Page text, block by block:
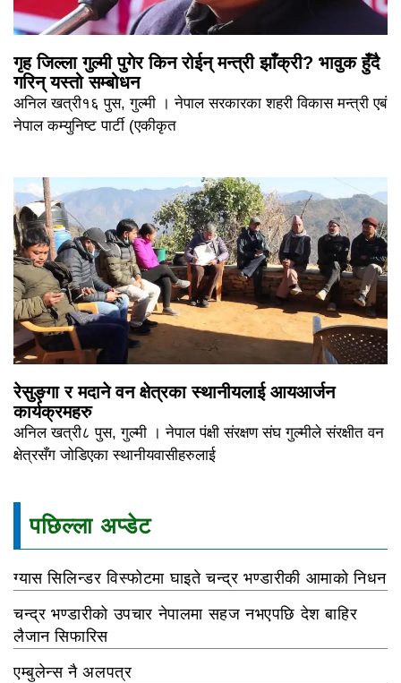
गृह जिल्ला गुल्मी पुगेर किन रोईन् मन्त्री झाँक्री? भावुक हुँदै
गरिन् यस्तो सम्बोधन
अनिल खत्री१६ पुस, गुल्मी । नेपाल सरकारका शहरी विकास मन्त्री एबं
नेपाल कम्युनिष्ट पार्टी (एकीकृत
रेसुङ्गा र मदाने वन क्षेत्रका स्थानीयलाई आयआर्जन
कार्यक्रमहरु
अनिल खत्री८ पुस, गुल्मी । नेपाल पंक्षी संरक्षण संघ गुल्मीले संरक्षीत वन
क्षेत्रसँग जोडिएका स्थानीयवासीहरुलाई
पछिल्ला अप्डेट
ग्यास सिलिन्डर विस्फोटमा घाइते चन्द्र भण्डारीकी आमाको निधन
चन्द्र भण्डारीको उपचार नेपालमा सहज नभएपछि देश बाहिर
लैजान सिफारिस
एम्बुलेन्स नै अलपत्र